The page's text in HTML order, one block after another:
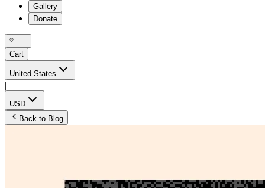
Gallery
Donate
Cart
United States
|
USD
Back to Blog